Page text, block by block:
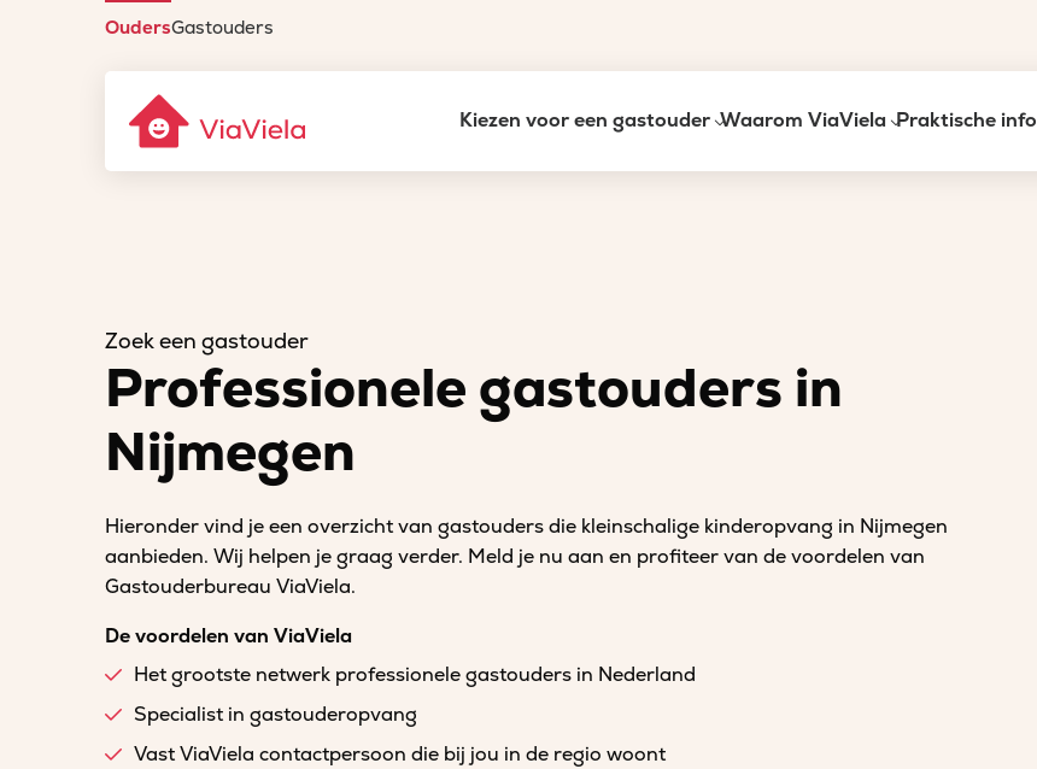
OudersGastouders
Kiezen voor een gastouder Waarom ViaViela Praktische info
Zoek een gastouder
Professionele gastouders in
Nijmegen
Hieronder vind je een overzicht van gastouders die kleinschalige kinderopvang in Nijmegen
aanbieden. Wij helpen je graag verder. Meld je nu aan en profiteer van de voordelen van
Gastouderbureau ViaViela.
De voordelen van ViaViela
Het grootste netwerk professionele gastouders in Nederland
Specialist in gastouderopvang
Vast ViaViela contactpersoon die bij jou in de regio woont